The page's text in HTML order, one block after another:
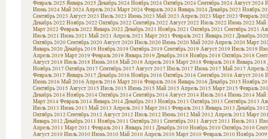
Февраль 2025 Январь 2025 Декабрь 2024Ноябрь 2024Октябрь 2024Сентябрь 2024Август 2024
Июнь 2024Май 2024Апрель 2024Март 2024Февраль 2024Январь 2024Декабрь 2023 Ноябрь
Сентябрь 2023 Август 2023 Июль 2023 Июнь 2023 Май 2023 Апрель 2023 Март 2023 Февраль
Декабрь 2022 Ноябрь 2022 Октябрь 2022 Сентябрь 2022 Август 2022 Июль 2022 Июнь 2022 Май
Март 2022 Февраль 2022 Январь 2022 Декабрь 2021 Ноябрь 2021 Октябрь 2021 Сентябрь 2021
Июль 2021 Июнь 2021 Май 2021 Апрель 2021 Март 2021 Февраль 2021 Январь 2021 Декабрь 2020
Октябрь 2020Сентябрь 2020Август 2020Июль 2020Июнь 2020Май 2020Апрель 2020Март
Январь 2020Декабрь 2019 Ноябрь 2019 Октябрь 2019 Сентябрь 2019 Август 2019 Июль 2019
Апрель 2019 Март 2019 Февраль 2019 Январь 2019 Декабрь 2018 Ноябрь 2018 Октябрь 2018
Август 2018 Июль 2018 Июнь 2018 Май 2018 Апрель 2018 Март 2018 Февраль 2018 Январь 2018
Ноябрь 2017 Октябрь 2017 Сентябрь 2017 Август 2017 Июль 2017 Июнь 2017 Май 2017 Апрель
Февраль 2017 Январь 2017 Декабрь 2016 Ноябрь 2016 Октябрь 2016 Сентябрь 2016 Август 2016
Июнь 2016 Май 2016 Апрель 2016 Март 2016 Февраль 2016 Январь 2016 Декабрь 2015 Ноябрь
Сентябрь 2015 Август 2015 Июль 2015 Июнь 2015 Май 2015 Апрель 2015 Март 2015 Февраль
Декабрь 2014Ноябрь 2014Октябрь 2014Сентябрь 2014Август 2014Июль 2014Июнь 2014Май
Март 2014Февраль 2014Январь 2014Декабрь 2013 Ноябрь 2013 Октябрь 2013 Сентябрь 2013
Июль 2013 Июнь 2013 Май 2013 Апрель 2013 Март 2013 Февраль 2013 Январь 2013 Декабрь 2012
Октябрь 2012 Сентябрь 2012 Август 2012 Июль 2012 Июнь 2012 Май 2012 Апрель 2012 Март
Январь 2012 Декабрь 2011 Ноябрь 2011 Октябрь 2011 Сентябрь 2011 Август 2011 Июль 2011
Апрель 2011 Март 2011 Февраль 2011 Январь 2011 Декабрь 2010Ноябрь 2010Октябрь 2010
Август 2010Июль 2010Июнь 2010Май 2010Апрель 2010Март 2010Февраль 2010Ноябрь 2009